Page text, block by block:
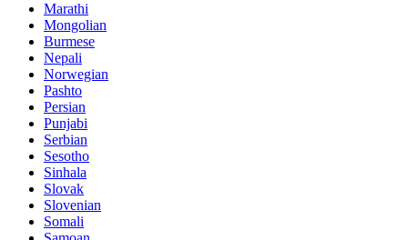
Marathi
Mongolian
Burmese
Nepali
Norwegian
Pashto
Persian
Punjabi
Serbian
Sesotho
Sinhala
Slovak
Slovenian
Somali